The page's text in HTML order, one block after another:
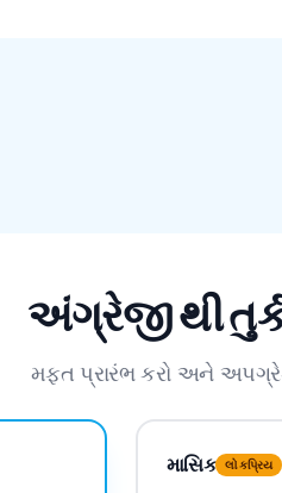
અંગ્રેજી થી
મફત પ્રારંભ કરો અને
માસિક લોકપ્રિય